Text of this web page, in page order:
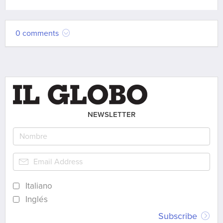
0 comments
NEWSLETTER
Italiano
Inglés
Subscribe